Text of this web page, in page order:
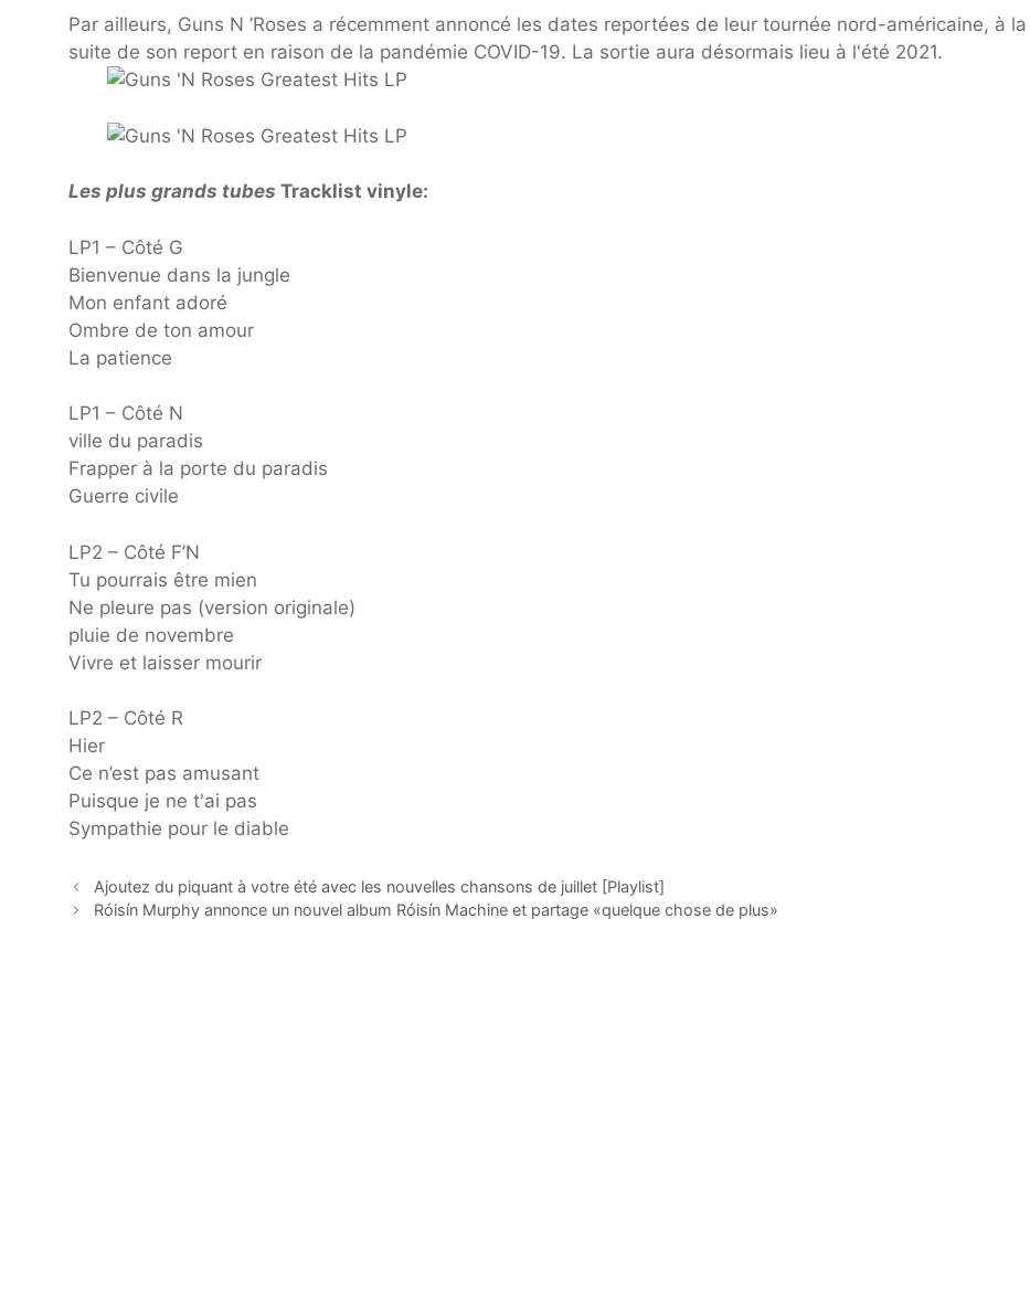
Par ailleurs, Guns N ’Roses a récemment annoncé les dates reportées de leur tournée nord-américaine, à la
suite de son report en raison de la pandémie COVID-19. La sortie aura désormais lieu à l'été 2021.
Les plus grands tubes Tracklist vinyle:
LP1 – Côté G
Bienvenue dans la jungle
Mon enfant adoré
Ombre de ton amour
La patience
LP1 – Côté N
ville du paradis
Frapper à la porte du paradis
Guerre civile
LP2 – Côté F’N
Tu pourrais être mien
Ne pleure pas (version originale)
pluie de novembre
Vivre et laisser mourir
LP2 – Côté R
Hier
Ce n’est pas amusant
Puisque je ne t'ai pas
Sympathie pour le diable
Ajoutez du piquant à votre été avec les nouvelles chansons de juillet [Playlist]
Róisín Murphy annonce un nouvel album Róisín Machine et partage «quelque chose de plus»